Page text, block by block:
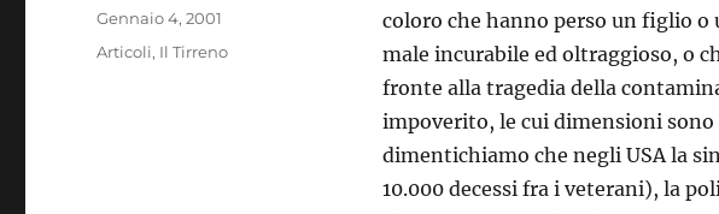
coloro che hanno perso un figlio
male incurabile ed oltraggioso, o
fronte alla tragedia della
impoverito, le cui dimensioni
dimentichiamo che negli USA la
10.000 decessi fra i veterani), la
Pubblicato
Gennaio 4, 2001
Categorie
Articoli, Il Tirreno